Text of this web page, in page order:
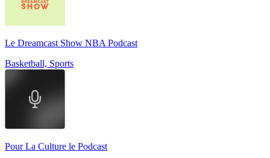
Le Dreamcast Show NBA Podcast
Basketball, Sports
Pour La Culture le Podcast